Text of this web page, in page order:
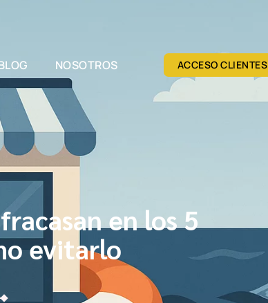
NOSOTROS ACCESO CLIENTES
en los 5
evitarlo